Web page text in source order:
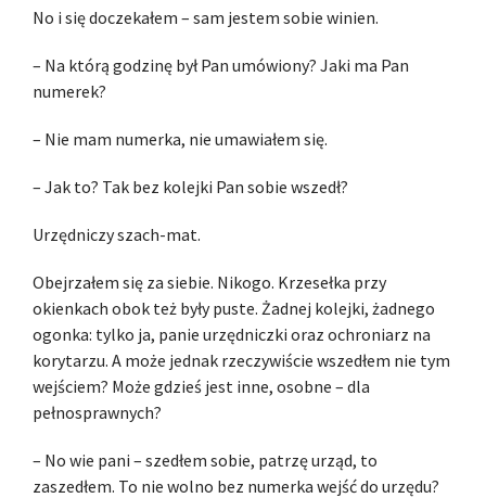
No i się doczekałem – sam jestem sobie winien.
– Na którą godzinę był Pan umówiony? Jaki ma Pan
numerek?
– Nie mam numerka, nie umawiałem się.
– Jak to? Tak bez kolejki Pan sobie wszedł?
Urzędniczy szach-mat.
Obejrzałem się za siebie. Nikogo. Krzesełka przy
okienkach obok też były puste. Żadnej kolejki, żadnego
ogonka: tylko ja, panie urzędniczki oraz ochroniarz na
korytarzu. A może jednak rzeczywiście wszedłem nie tym
wejściem? Może gdzieś jest inne, osobne – dla
pełnosprawnych?
– No wie pani – szedłem sobie, patrzę urząd, to
zaszedłem. To nie wolno bez numerka wejść do urzędu?